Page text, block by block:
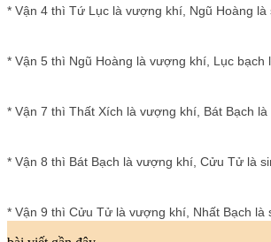
* Vận 4 thì Tứ Lục là vượng khí, Ngũ Hoàng
* Vận 5 thì Ngũ Hoàng là vượng khí, Lục
* Vận 7 thì Thất Xích là vượng khí, Bát Bạch
* Vận 8 thì Bát Bạch là vượng khí, Cửu Tử là
* Vận 9 thì Cửu Tử là vượng khí, Nhất Bạch là